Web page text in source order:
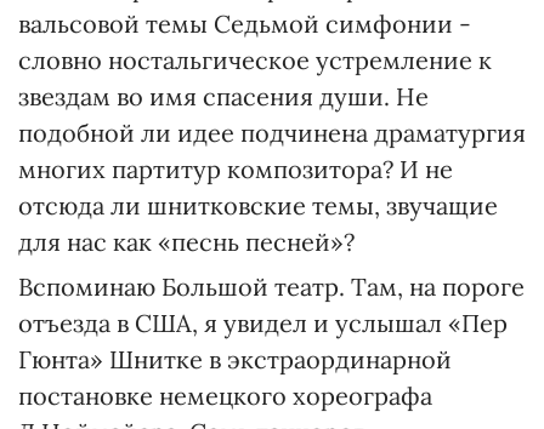
вальсовой темы Седьмой симфонии -
словно ностальгическое устремление к
звездам во имя спасения души. Не
подобной ли идее подчинена драматургия
многих партитур композитора? И не
отсюда ли шнитковские темы, звучащие
для нас как «песнь песней»?
Вспоминаю Большой театр. Там, на пороге
отъезда в США, я увидел и услышал «Пер
Гюнта» Шнитке в экстраординарной
постановке немецкого хореографа